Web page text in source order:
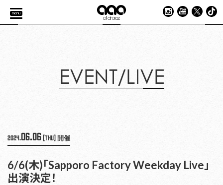
menu
EVENT/LIVE
2024.06.06[Thu]開催
6/6(木)「Sapporo Factory Weekday Live」
出演決定！